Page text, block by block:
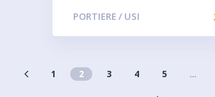
PORTIERE / USI
1 2 3 4 5 …